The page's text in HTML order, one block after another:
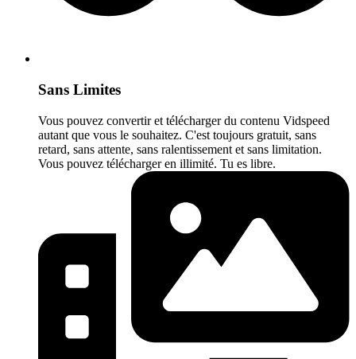
Sans Limites
Vous pouvez convertir et télécharger du contenu Vidspeed
autant que vous le souhaitez. C'est toujours gratuit, sans
retard, sans attente, sans ralentissement et sans limitation.
Vous pouvez télécharger en illimité. Tu es libre.